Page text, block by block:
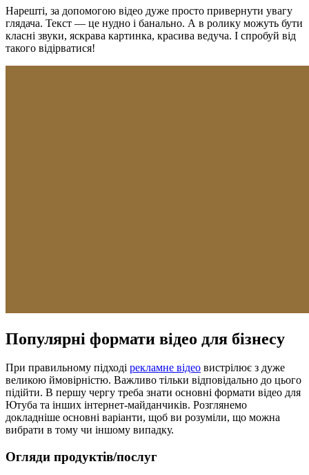
Нарешті, за допомогою відео дуже просто привернути увагу
глядача. Текст — це нудно і банально. А в ролику можуть бути
класні звуки, яскрава картинка, красива ведуча. І спробуй від
такого відірватися!
Популярні формати відео для бізнесу
При правильному підході рекламне відео вистрілює з дуже
великою ймовірністю. Важливо тільки відповідально до цього
підійти. В першу чергу треба знати основні формати відео для
Ютуба та інших інтернет-майданчиків. Розглянемо
докладніше основні варіанти, щоб ви розуміли, що можна
вибрати в тому чи іншому випадку.
Огляди продуктів/послуг